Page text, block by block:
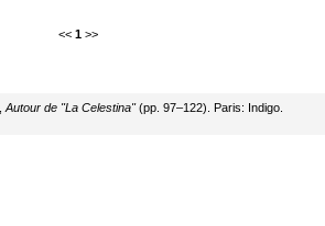
<< 1 >>
Autour de "La Celestina"(pp. 97–122). Paris: Indigo.